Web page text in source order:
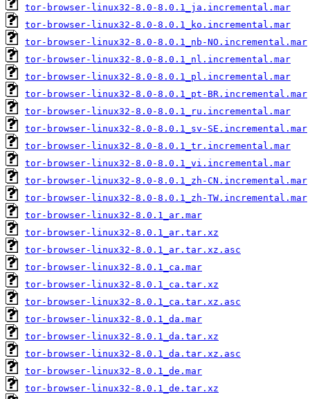
tor-browser-linux32-8.0-8.0.1_ja.incremental.mar
tor-browser-linux32-8.0-8.0.1_ko.incremental.mar
tor-browser-linux32-8.0-8.0.1_nb-NO.incremental.mar
tor-browser-linux32-8.0-8.0.1_nl.incremental.mar
tor-browser-linux32-8.0-8.0.1_pl.incremental.mar
tor-browser-linux32-8.0-8.0.1_pt-BR.incremental.mar
tor-browser-linux32-8.0-8.0.1_ru.incremental.mar
tor-browser-linux32-8.0-8.0.1_sv-SE.incremental.mar
tor-browser-linux32-8.0-8.0.1_tr.incremental.mar
tor-browser-linux32-8.0-8.0.1_vi.incremental.mar
tor-browser-linux32-8.0-8.0.1_zh-CN.incremental.mar
tor-browser-linux32-8.0-8.0.1_zh-TW.incremental.mar
tor-browser-linux32-8.0.1_ar.mar
tor-browser-linux32-8.0.1_ar.tar.xz
tor-browser-linux32-8.0.1_ar.tar.xz.asc
tor-browser-linux32-8.0.1_ca.mar
tor-browser-linux32-8.0.1_ca.tar.xz
tor-browser-linux32-8.0.1_ca.tar.xz.asc
tor-browser-linux32-8.0.1_da.mar
tor-browser-linux32-8.0.1_da.tar.xz
tor-browser-linux32-8.0.1_da.tar.xz.asc
tor-browser-linux32-8.0.1_de.mar
tor-browser-linux32-8.0.1_de.tar.xz